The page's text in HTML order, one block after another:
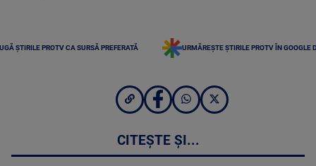
ȘTIRILE PROTV CA SURSĂ PREFERATĂ URMĂREȘTE ȘTIRILE PROTV ÎN GOOGLE
CITEȘTE ȘI...